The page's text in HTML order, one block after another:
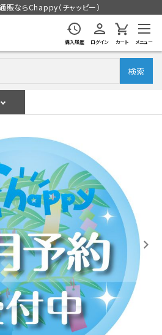
販ならChappy（チャッピー）
購入履歴 ログイン カート メニュー
検索
ルをチェック
本体